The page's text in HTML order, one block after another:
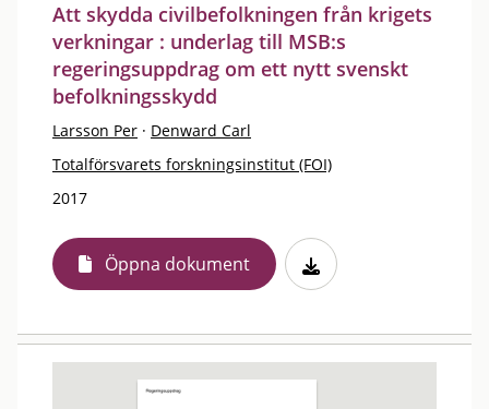
Att skydda civilbefolkningen från krigets
verkningar : underlag till MSB:s
regeringsuppdrag om ett nytt svenskt
befolkningsskydd
Larsson Per · Denward Carl
Totalförsvarets forskningsinstitut (FOI)
2017
Öppna dokument